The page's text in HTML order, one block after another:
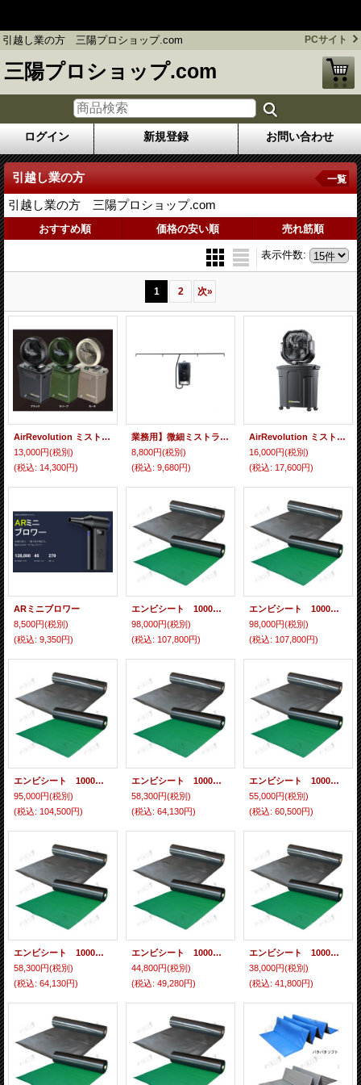
引越し業の方 三陽プロショップ.com PCサイト
三陽プロショップ.com
ログイン 新規登録 お問い合わせ
引越し業の方
引越し業の方 三陽プロショップ.com
一覧
おすすめ順 価格の安い順 売れ筋順
表示件数:
1 2 次»
AirRevolution ミストファン 充電式 屋外 扇風機 選べる3色 首振り 熱中症対策
13,000円(税別)
(税込: 14,300円)
業務用】微細ミストライン｜イベント会場・ビニールハウス・店舗前涼感対策
8,800円(税別)
(税込: 9,680円)
AirRevolution ミストファン BIG 業務用 大型ミスト扇風機 屋外冷却 熱中症対策
16,000円(税別)
(税込: 17,600円)
ARミニブロワー
8,500円(税別)
(税込: 9,350円)
エンビシート 1000mm×20m 厚み2.0mm B山 緑 5本入り
98,000円(税別)
(税込: 107,800円)
エンビシート 1000mm×20m 厚み1.8mm ピラマット 緑 5本入り
98,000円(税別)
(税込: 107,800円)
エンビシート 1000mm×20m 厚み1.2mm 平ツヤ 緑 5本入り
95,000円(税別)
(税込: 104,500円)
エンビシート 1000mm×20m 厚み1mm エンボス 黒 5本入り
58,300円(税別)
(税込: 64,130円)
エンビシート 1000mm×20m 厚み0.8mm エンボス 黒 5本入り
55,000円(税別)
(税込: 60,500円)
エンビシート 1000mm×30m 厚み0.5mm エンボス 黄色 オレンジ 5本入り
58,300円(税別)
(税込: 64,130円)
エンビシート 1000mm×30m 厚み0.5mm エンボス 黒色 5本入り
44,800円(税別)
(税込: 49,280円)
エンビシート 1000mm×30m 厚み0.3mm エンボス 黄色 オレンジ 5本入り
38,000円(税別)
(税込: 41,800円)